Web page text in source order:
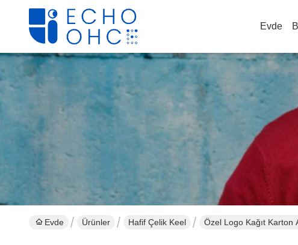
Evde
Evde Ürünler Hafif Çelik Keel Özel Logo Kağıt Karton